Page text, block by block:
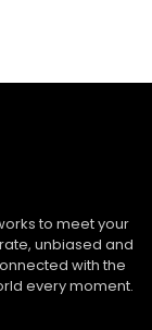
to meet your
unbiased and
with the
every moment.